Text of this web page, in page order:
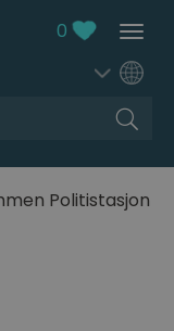
0
Politistasjon